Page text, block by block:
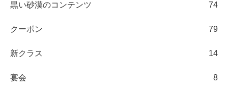
黒い砂漠のコンテンツ 74
クーポン 79
新クラス 14
宴会 8